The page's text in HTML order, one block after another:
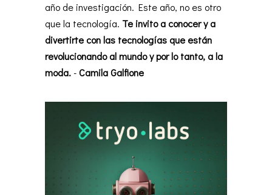
año de investigación. Este año, no es otro
que la tecnología. Te invito a conocer y a
divertirte con las tecnologías que están
revolucionando al mundo y por lo tanto, a la
moda. -Camila Galfione